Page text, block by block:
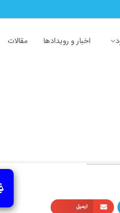
اخبار و رویدادها مقالات
ایمیل